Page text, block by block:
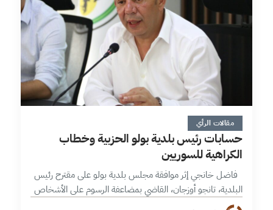
5 دقائق
مقالات الرأي
حسابات رئيس بلدية بولو الحزبية وخطاب
الكراهية للسوريين
فاضل خانجي إثر موافقة مجلس بلدية بولو على مقترح رئيس
البلدية، تانجو أوزجان، القاضي بمضاعفة الرسوم على الأشخاص
من الجنسيات الأجنبية بما يتعلق بالخدمات العامة كالمياه